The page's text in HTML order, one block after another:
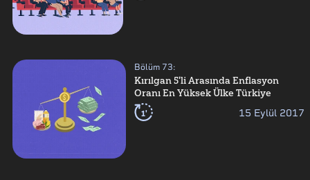
Bölüm 73:
Kırılgan 5'li Arasında Enflasyon
Oranı En Yüksek Ülke Türkiye
1' 15 Eylül 2017